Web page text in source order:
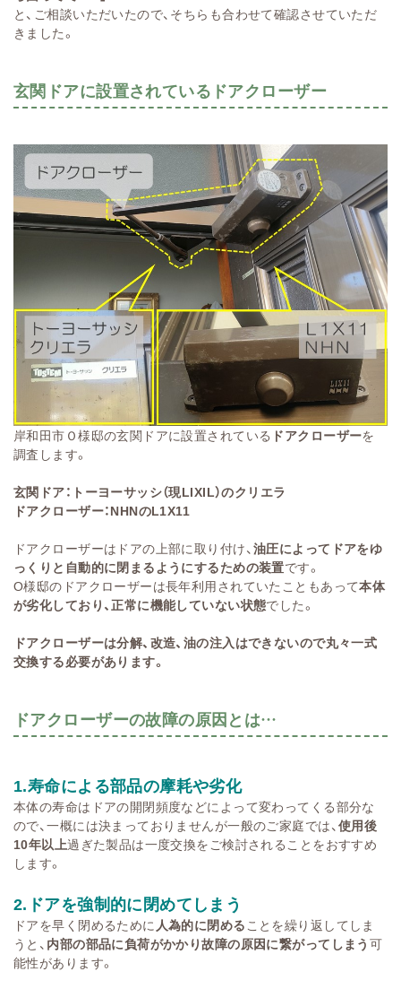
と、ご相談いただいたので、そちらも合わせて確認させていただ
きました。
玄関ドアに設置されているドアクローザー
岸和田市Ｏ様邸の玄関ドアに設置されている ドアクローザーを
調査します。
玄関ドア：トーヨーサッシ（現LIXIL）のクリエラ
ドアクローザー：NHNのL1X11
ドアクローザーはドアの上部に取り付け、 油圧によってドアをゆ
っくりと自動的に閉まるようにするための装置です。
O様邸のドアクローザーは長年利用されていたこともあって本体
が劣化しており、正常に機能していない状態でした。
ドアクローザーは分解、改造、油の注入はできないので丸々一式
交換する必要があります。
ドアクローザーの故障の原因とは…
1.寿命による部品の摩耗や劣化
本体の寿命はドアの開閉頻度などによって変わってくる部分な
ので、一概には決まっておりませんが一般のご家庭では、 使用後
10年以上過ぎた製品は一度交換をご検討されることをおすすめ
します。
2.ドアを強制的に閉めてしまう
ドアを早く閉めるために 人為的に閉める ことを繰り返してしま
うと、 内部の部品に負荷がかかり故障の原因に繋がってしまう 可
能性があります。